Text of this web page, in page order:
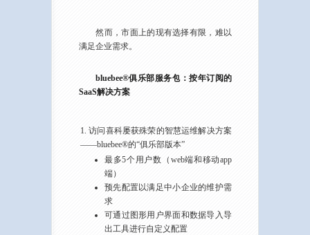
然而，市面上的现有选择有限，难以
满足企业需求。
bluebee®俱乐部服务包：按年订阅的
SaaS解决方案
访问喜科屡获殊荣的智慧运维解决方案
——bluebee®的“俱乐部版本”
最多5个用户数（web端和移动app
端）
预先配置以满足中小企业的维护需
求
可通过图形用户界面和数据导入导
出工具进行自定义配置